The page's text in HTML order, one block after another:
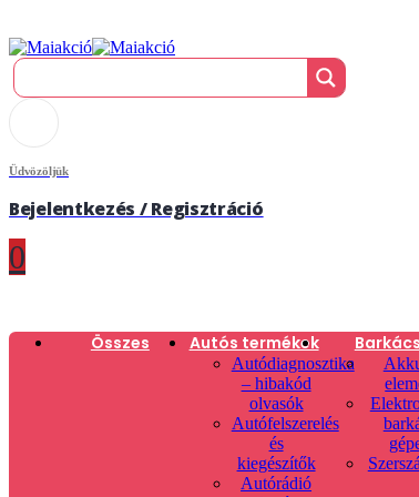
Üdvözöljük
Bejelentkezés / Regisztráció
0
Összes Autós termékek
Autódiagnosztika
– hibakód
olvasók
Autófelszerelés
és
kiegészítők
Autórádió
Barkács